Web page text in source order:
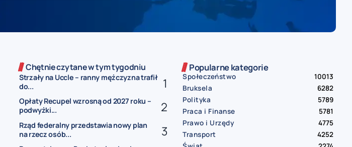
Chętnie czytane w tym tygodniu
Strzały na Uccle – ranny mężczyzna trafił
do...
Opłaty Recupel wzrosną od 2027 roku –
podwyżki...
Rząd federalny przedstawia nowy plan
na rzecz osób...
Popularne kategorie
Społeczeństwo
10013
Bruksela
6282
Polityka
5789
Praca i Finanse
5781
Prawo i Urzędy
4775
Transport
4252